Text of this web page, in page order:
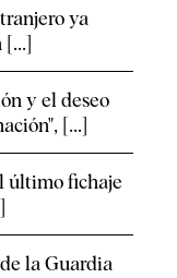
ya
y el deseo
[...]
último fichaje
la Guardia